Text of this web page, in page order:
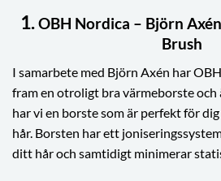
1.OBH Nordica – Björn
Brush
I samarbete med Björn Axén har
fram en otroligt bra värmeborste
har vi en borste som är perfekt för
hår. Borsten har ett
ditt hår och samtidigt minimerar